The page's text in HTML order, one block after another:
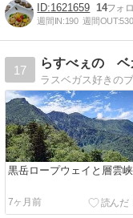
1621659 14
週間IN:190 週間OUT:530
17
らすべぇの ベ
ラスベガス好きの
黒岳ロープウェイと層雲峡
7ヶ月前